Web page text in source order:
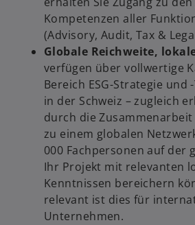
Kompetenzen aller
(Advisory, Audit, Tax &
Globale Reichweite,
verfügen über vollwertige
Bereich ESG-Strategie
in der Schweiz – zugleich
durch die
zu einem globalen
000 Fachpersonen auf der
Ihr Projekt mit relevanten
Kenntnissen bereichern
relevant ist dies für
Unternehmen.